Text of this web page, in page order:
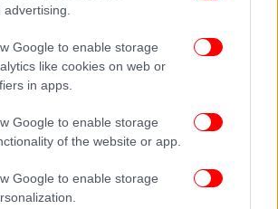
Google to enable storage
like cookies on web or
in apps.
Google to enable storage
of the website or app.
Google to enable storage